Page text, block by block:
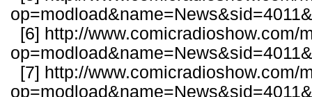
[6] http://www.comicradioshow.com/
[7] http://www.comicradioshow.com/